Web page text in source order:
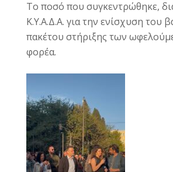
Το ποσό που συγκεντρώθηκε,
Κ.Υ.Α.Δ.Α. για την ενίσχυση του
πακέτου στήριξης των
φορέα.